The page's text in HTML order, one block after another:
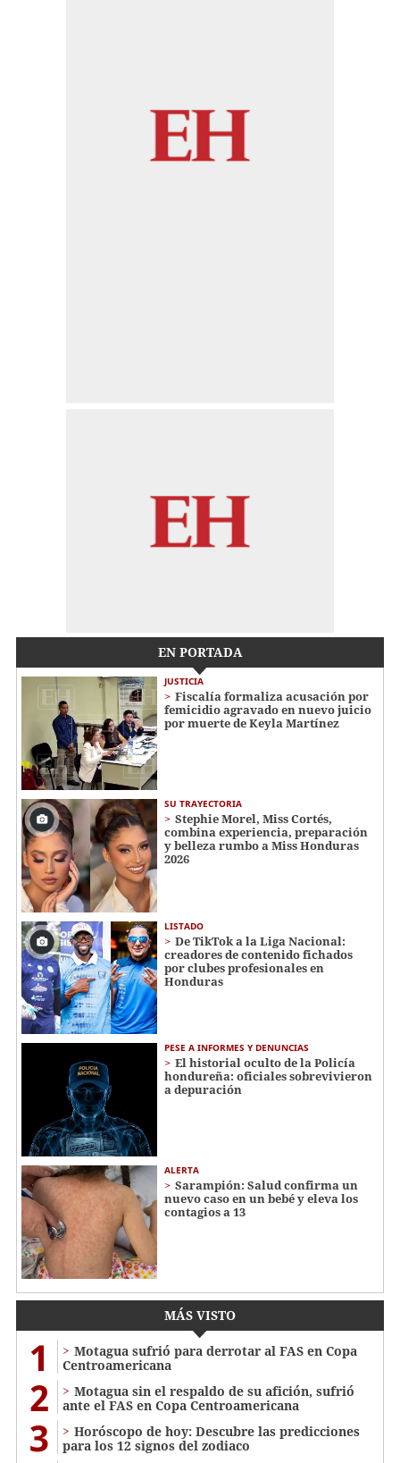
EN PORTADA
JUSTICIA
Fiscalía formaliza acusación por
femicidio agravado en nuevo juicio
por muerte de Keyla Martínez
SU TRAYECTORIA
Stephie Morel, Miss Cortés,
combina experiencia, preparación
y belleza rumbo a Miss Honduras
2026
LISTADO
De TikTok a la Liga Nacional:
creadores de contenido fichados
por clubes profesionales en
Honduras
PESE A INFORMES Y DENUNCIAS
El historial oculto de la Policía
hondureña: oficiales sobrevivieron
a depuración
ALERTA
Sarampión: Salud confirma un
nuevo caso en un bebé y eleva los
contagios a 13
MÁS VISTO
1
Motagua sufrió para derrotar al FAS en Copa
Centroamericana
2
Motagua sin el respaldo de su afición, sufrió
ante el FAS en Copa Centroamericana
3
Horóscopo de hoy: Descubre las predicciones
para los 12 signos del zodiaco